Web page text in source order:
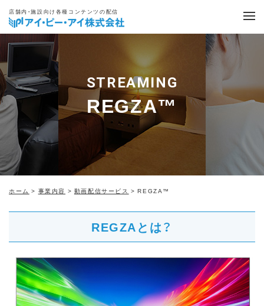
店舗内・施設向け各種コンテンツの配信
STREAMING
REGZA™
ホーム > 事業内容 > 動画配信サービス > REGZA™
REGZAとは？